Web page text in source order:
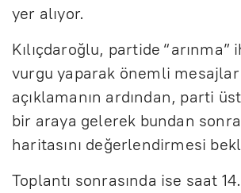
yer alıyor.
Kılıçdaroğlu, partide “arınma”
vurgu yaparak önemli
açıklamanın ardından, parti
bir araya gelerek bundan
haritasını değerlendirmesi
Toplantı sonrasında ise saat